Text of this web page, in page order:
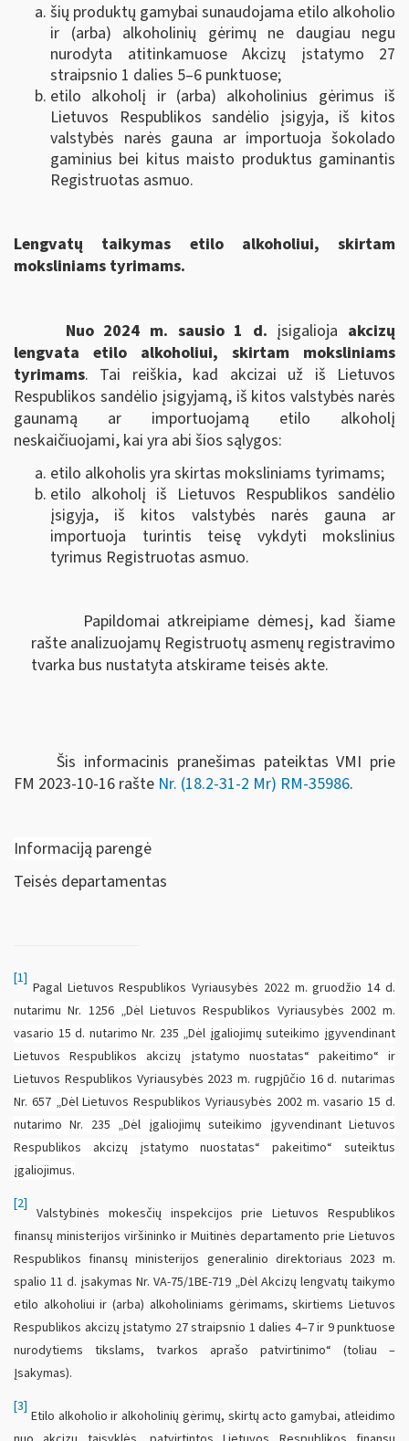
šių produktų gamybai sunaudojama etilo alkoholio
ir (arba) alkoholinių gėrimų ne daugiau negu
nurodyta atitinkamuose Akcizų įstatymo 27
straipsnio 1 dalies 5–6 punktuose;
etilo alkoholį ir (arba) alkoholinius gėrimus iš
Lietuvos Respublikos sandėlio įsigyja, iš kitos
valstybės narės gauna ar importuoja šokolado
gaminius bei kitus maisto produktus gaminantis
Registruotas asmuo.
Lengvatų taikymas etilo alkoholiui, skirtam
moksliniams tyrimams.
Nuo 2024 m. sausio 1 d. įsigalioja akcizų
lengvata etilo alkoholiui, skirtam moksliniams
tyrimams. Tai reiškia, kad akcizai už iš Lietuvos
Respublikos sandėlio įsigyjamą, iš kitos valstybės narės
gaunamą ar importuojamą etilo alkoholį
neskaičiuojami, kai yra abi šios sąlygos:
etilo alkoholis yra skirtas moksliniams tyrimams;
etilo alkoholį iš Lietuvos Respublikos sandėlio
įsigyja, iš kitos valstybės narės gauna ar
importuoja turintis teisę vykdyti mokslinius
tyrimus Registruotas asmuo.
Papildomai atkreipiame dėmesį, kad šiame
rašte analizuojamų Registruotų asmenų registravimo
tvarka bus nustatyta atskirame teisės akte.
Šis informacinis pranešimas pateiktas VMI prie
FM 2023-10-16 rašte Nr. (18.2-31-2 Mr) RM-35986.
Informaciją parengė
Teisės departamentas
[1]
Pagal Lietuvos Respublikos Vyriausybės 2022 m. gruodžio 14 d.
nutarimu Nr. 1256 „Dėl Lietuvos Respublikos Vyriausybės 2002 m.
vasario 15 d. nutarimo Nr. 235 „Dėl įgaliojimų suteikimo įgyvendinant
Lietuvos Respublikos akcizų įstatymo nuostatas“ pakeitimo“ ir
Lietuvos Respublikos Vyriausybės 2023 m. rugpjūčio 16 d. nutarimas
Nr. 657 „Dėl Lietuvos Respublikos Vyriausybės 2002 m. vasario 15 d.
nutarimo Nr. 235 „Dėl įgaliojimų suteikimo įgyvendinant Lietuvos
Respublikos akcizų įstatymo nuostatas“ pakeitimo“ suteiktus
įgaliojimus.
[2]
Valstybinės mokesčių inspekcijos prie Lietuvos Respublikos
finansų ministerijos viršininko ir Muitinės departamento prie Lietuvos
Respublikos finansų ministerijos generalinio direktoriaus 2023 m.
spalio 11 d. įsakymas Nr. VA-75/1BE-719 „Dėl Akcizų lengvatų taikymo
etilo alkoholiui ir (arba) alkoholiniams gėrimams, skirtiems Lietuvos
Respublikos akcizų įstatymo 27 straipsnio 1 dalies 4–7 ir 9 punktuose
nurodytiems tikslams, tvarkos aprašo patvirtinimo“ (toliau –
Įsakymas).
[3]
Etilo alkoholio ir alkoholinių gėrimų, skirtų acto gamybai, atleidimo